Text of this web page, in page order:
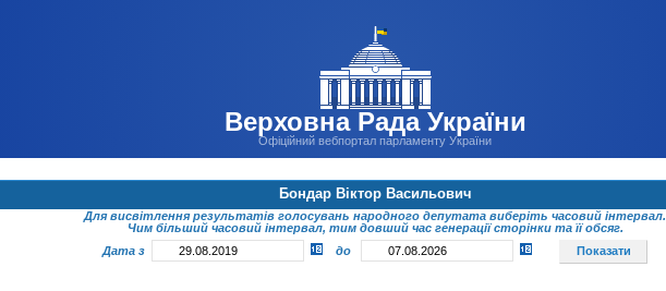
Верховна Рада України
Офіційний вебпортал парламенту України
Бондар Віктор Васильович
Для висвітлення результатів голосувань народного депутата виберіть часовий інтервал.
Чим більший часовий інтервал, тим довший час генерації сторінки та її обсяг.
Дата з
до